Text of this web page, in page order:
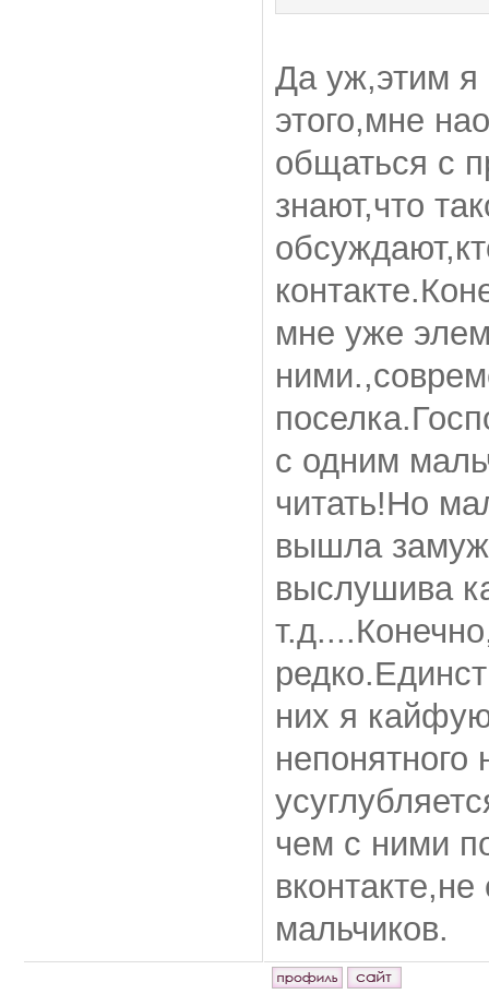
Да уж,этим я
этого,мне
общаться с
знают,что
мне уже
с одним
читать!Но
вышла замуж
выслушива
них я
чем с ними
мальчиков.